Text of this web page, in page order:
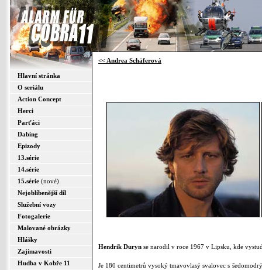
Hlavní stránka
O seriálu
Action Concept
Herci
Parťáci
Dabing
Epizody
13.série
14.série
15.série (nové)
Nejoblíbenější díl
Služební vozy
Fotogalerie
Malované obrázky
Hlášky
Zajímavosti
Hudba v Kobře 11
<< Andrea Schäferová
Hendrik Duryn se narodil v roce 1967 v Lipsku, kde
Je 180 centimetrů vysoký tmavovlasý svalovec s